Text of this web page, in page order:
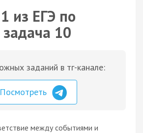
из ЕГЭ по
10
заданий в тг-канале:
Посмотреть
между событиями и